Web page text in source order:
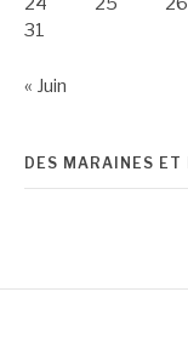
31
« Juin
DES MARAINES ET